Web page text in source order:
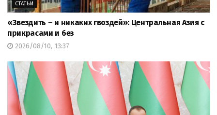
СТАТЬИ
«Звездить – и никаких гвоздей»: Центральная Азия с
прикрасами и без
2026/08/10, 13:37